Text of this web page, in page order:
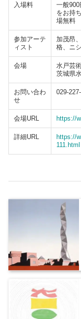
入場料
一般
をお持
場無料
参加アーテ
ィスト
加茂昂
格、ニ
会場
水戸芸
茨城県
お問い合わ
せ
029-
会場URL https://
詳細URL
https://
111.html